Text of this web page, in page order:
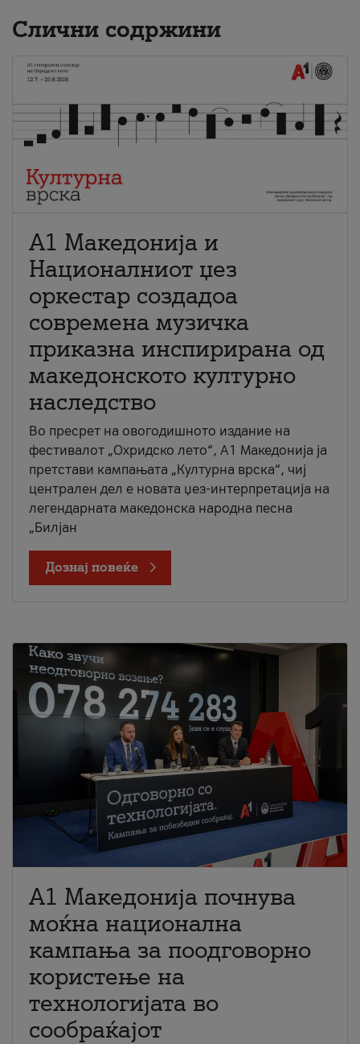
Слични содржини
А1 Македонија и
Националниот џез
оркестар создадоа
современа музичка
приказна инспирирана од
македонското културно
наследство
Во пресрет на овогодишното издание на
фестивалот „Охридско лето“, А1 Македонија ја
претстави кампањата „Културна врска“, чиј
централен дел е новата џез-интерпретација на
легендарната македонска народна песна
„Билјан
Дознај повеќе
A1 Македонија почнува
моќна национална
кампања за поодговорно
користење на
технологијата во
сообраќајот